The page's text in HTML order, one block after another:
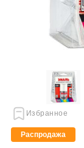
Избранное
Распродажа